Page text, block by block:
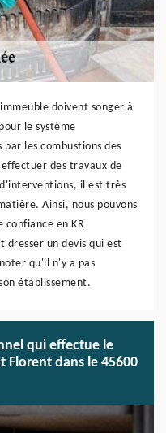
doivent songer à
le système
les combustions des
des travaux de
il est très
Ainsi, nous pouvons
confiance en KR
dresser un devis qui est
qu'il n'y a pas
établissement.
qui effectue le
Florent dans le 45600